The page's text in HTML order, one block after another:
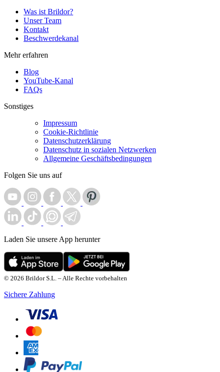
Was ist Brildor?
Unser Team
Kontakt
Beschwerdekanal
Mehr erfahren
Blog
YouTube-Kanal
FAQs
Sonstiges
Impressum
Cookie-Richtlinie
Datenschutzerklärung
Datenschutz in sozialen Netzwerken
Allgemeine Geschäftsbedingungen
Folgen Sie uns auf
Laden Sie unsere App herunter
© 2026 Brildor S.L. – Alle Rechte vorbehalten
Sichere Zahlung